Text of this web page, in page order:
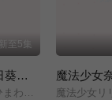
至5集
Grow Up Show ～向日葵马戏团～
グロウアップショウ/～ひまわりのサーカス団～/